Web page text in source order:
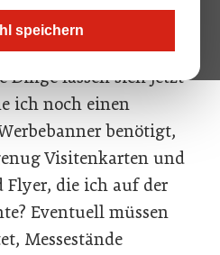
speichern
ist neu, womit kann
Dinge lassen sich jetzt
ich noch einen
benötigt,
Visitenkarten und
Flyer, die ich auf der
Eventuell müssen
Messestände